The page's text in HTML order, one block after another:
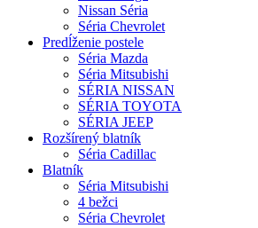
Nissan Séria
Séria Chevrolet
Predĺženie postele
Séria Mazda
Séria Mitsubishi
SÉRIA NISSAN
SÉRIA TOYOTA
SÉRIA JEEP
Rozšírený blatník
Séria Cadillac
Blatník
Séria Mitsubishi
4 bežci
Séria Chevrolet